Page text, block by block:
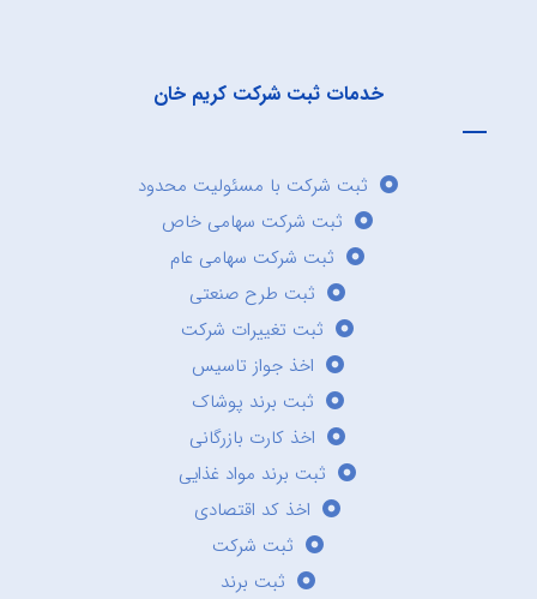
خدمات ثبت شرکت کریم خان
ثبت شرکت با مسئولیت محدود
ثبت شرکت سهامی خاص
ثبت شرکت سهامی عام
ثبت طرح صنعتی
ثبت تغییرات شرکت
اخذ جواز تاسیس
ثبت برند پوشاک
اخذ کارت بازرگانی
ثبت برند مواد غذایی
اخذ کد اقتصادی
ثبت شرکت
ثبت برند